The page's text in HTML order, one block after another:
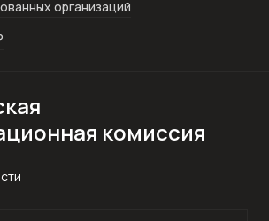
организаций
комиссия